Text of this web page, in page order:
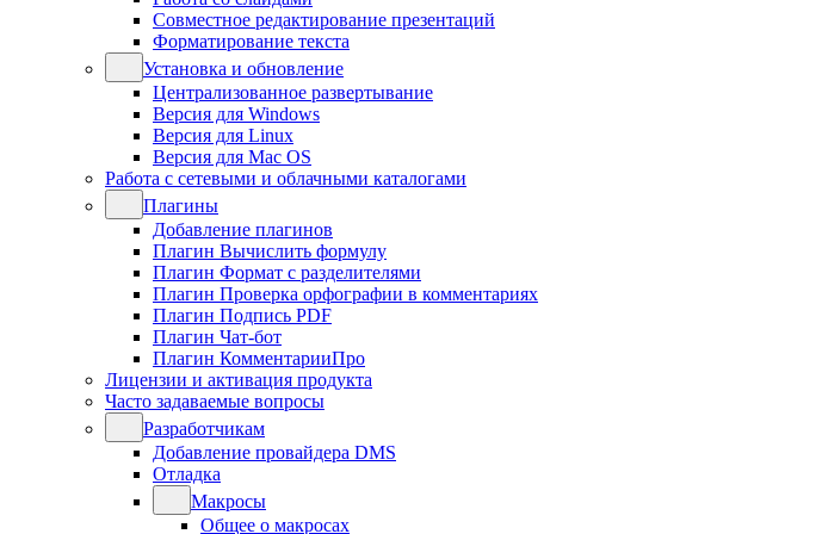
Совместное редактирование презентаций
Форматирование текста
Установка и обновление
Централизованное развертывание
Версия для Windows
Версия для Linux
Версия для Mac OS
Работа с сетевыми и облачными каталогами
Плагины
Добавление плагинов
Плагин Вычислить формулу
Плагин Формат с разделителями
Плагин Проверка орфографии в комментариях
Плагин Подпись PDF
Плагин Чат-бот
Плагин КомментарииПро
Лицензии и активация продукта
Часто задаваемые вопросы
Разработчикам
Добавление провайдера DMS
Отладка
Макросы
Общее о макросах